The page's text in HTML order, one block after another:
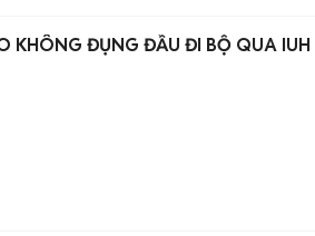
KHÔNG ĐỤNG ĐẦU ĐI BỘ QUA IUH